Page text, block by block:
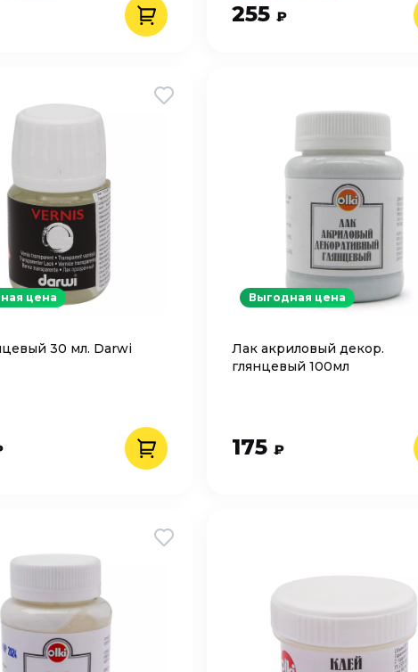
255 ₽
30 мл. Darwi
цена
Лак акриловый декор.
глянцевый 100мл
175 ₽
Выгодная цена